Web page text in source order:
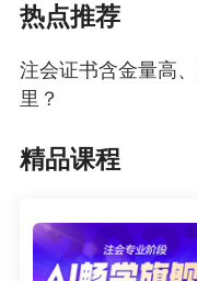
热点推荐
注会证书含金量高
里？
精品课程